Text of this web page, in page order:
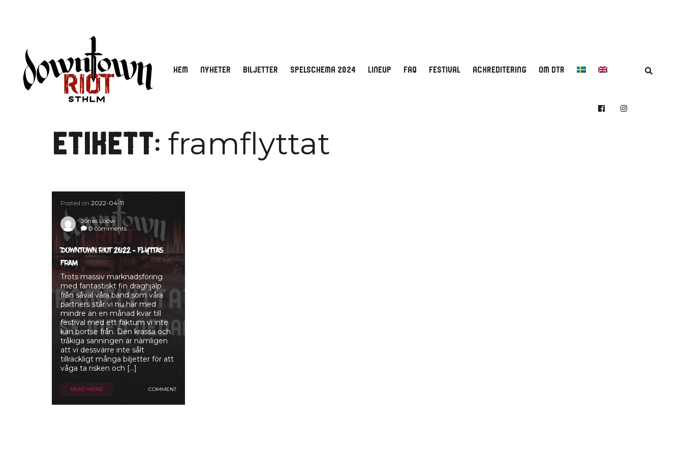
HEM NYHETER BILJETTER SPELSCHEMA 2024 LINEUP FAQ FESTIVAL ACKREDITERING OM DTR
Etikett: framflyttat
Posted on 2022-04-11
Jonas Lööw
0 comments
DOWNTOWN RIOT 2022 – FLYTTAS
FRAM
Trots massiv marknadsföring
med fantastiskt fin draghjälp
från såväl våra band som våra
partners står vi nu här med
mindre än en månad kvar till
festival med ett faktum vi inte
kan bortse från. Den krassa och
tråkiga sanningen är nämligen
att vi dessvärre inte sålt
tillräckligt många biljetter för att
våga ta risken och […]
READ MORE COMMENT